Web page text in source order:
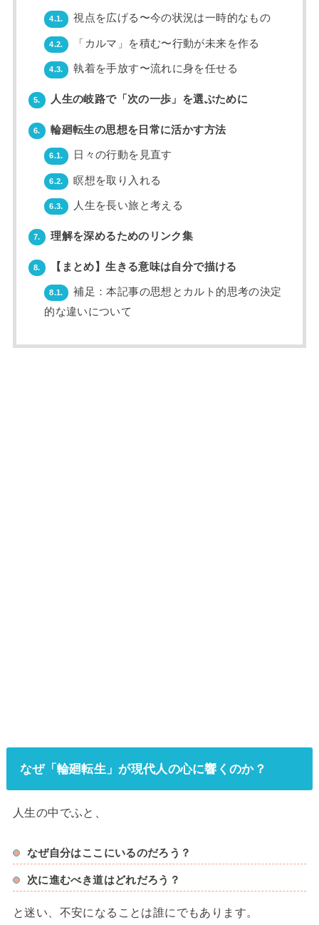
4.1. 視点を広げる〜今の状況は一時的なもの
4.2. 「カルマ」を積む〜行動が未来を作る
4.3. 執着を手放す〜流れに身を任せる
5. 人生の岐路で「次の一歩」を選ぶために
6. 輪廻転生の思想を日常に活かす方法
6.1. 日々の行動を見直す
6.2. 瞑想を取り入れる
6.3. 人生を長い旅と考える
7. 理解を深めるためのリンク集
8. 【まとめ】生きる意味は自分で描ける
8.1.
補足：本記事の思想とカルト的思考の決定
的な違いについて
なぜ「輪廻転生」が現代人の心に響くのか？
人生の中でふと、
なぜ自分はここにいるのだろう？
次に進むべき道はどれだろう？
と迷い、不安になることは誰にでもあります。